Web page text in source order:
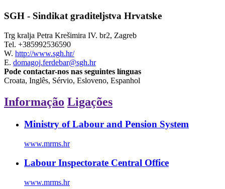
SGH - Sindikat graditeljstva Hrvatske
Trg kralja Petra Krešimira IV. br2, Zagreb
Tel. +385992536590
W. http://www.sgh.hr/
E. domagoj.ferdebar@sgh.hr
Pode contactar-nos nas seguintes línguas
Croata, Inglês, Sérvio, Esloveno, Espanhol
Informação Ligações
Ministry of Labour and Pension System
www.mrms.hr
Labour Inspectorate Central Office
www.mrms.hr